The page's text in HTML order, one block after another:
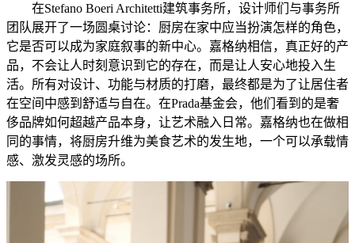
在Stefano Boeri Architetti建筑事务所，设计师们与事务所
团队展开了一场圆桌讨论：厨房在家中应当扮演怎样的角色，
它是否可以成为家庭叙事的新中心。嘉格纳相信，真正好的产
品，不会让人时刻意识到它的存在，而是让人安心地投入生
活。所有对设计、功能与材质的打磨，最终都是为了让居住者
在空间中感到舒适与自在。在Prada基金会，他们看到的是奢
侈品牌如何超越产品本身，让艺术融入日常。嘉格纳也在做相
同的事情，将厨房升维为美食艺术的发生地，一个可以承载情
感、激发灵感的场所。